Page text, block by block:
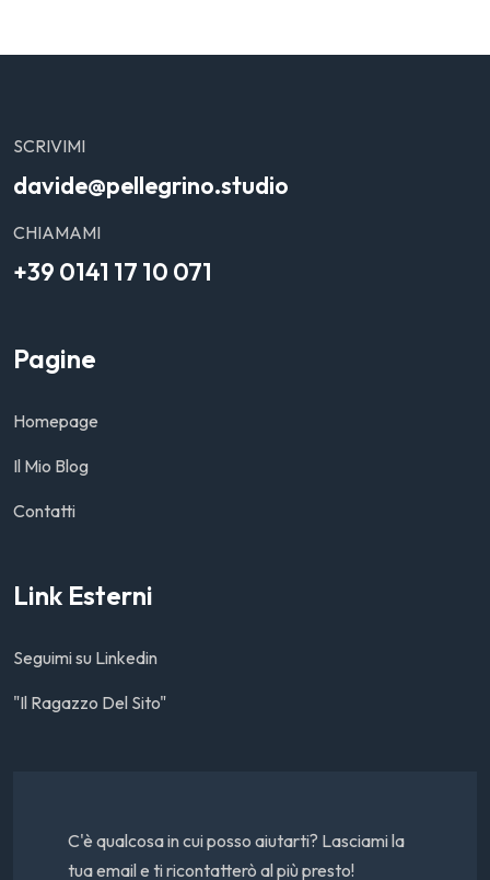
SCRIVIMI
davide@pellegrino.studio
CHIAMAMI
+39 0141 17 10 071
Pagine
Homepage
Il Mio Blog
Contatti
Link Esterni
Seguimi su Linkedin
"Il Ragazzo Del Sito"
C'è qualcosa in cui posso aiutarti? Lasciami la
tua email e ti ricontatterò al più presto!